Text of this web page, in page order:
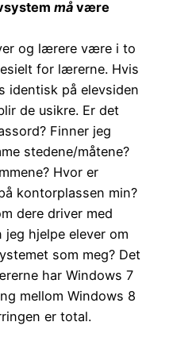
må være
og lærere være i to
for lærerne. Hvis
identisk på elevsiden
de usikre. Er det
Finner jeg
stedene/måtene?
Hvor er
kontorplassen min?
dere driver med
hjelpe elever om
som meg? Det
har Windows 7
mellom Windows 8
er total.